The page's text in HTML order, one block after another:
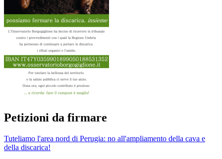
Petizioni da firmare
Tuteliamo l'area nord di Perugia: no all'ampliamento della cava e
della discarica!